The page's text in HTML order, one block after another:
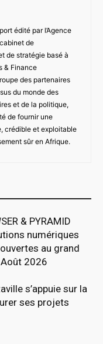
édité par l’Agence
de
de stratégie basé à
& Finance
des partenaires
du monde des
et de la politique,
de fournir une
crédible et exploitable
sûr en Afrique.
& PYRAMID
numériques
au grand
2026
s’appuie sur la
ses projets